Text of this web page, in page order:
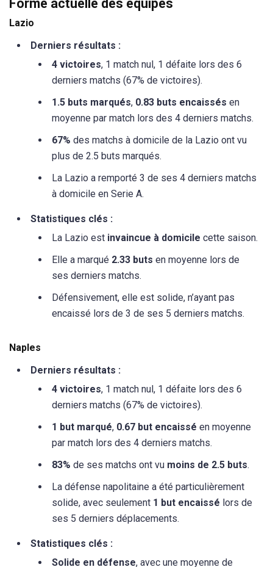
Forme actuelle des équipes
Lazio
Derniers résultats :
4 victoires, 1 match nul, 1 défaite lors des 6
derniers matchs (67% de victoires).
1.5 buts marqués, 0.83 buts encaissés en
moyenne par match lors des 4 derniers matchs.
67% des matchs à domicile de la Lazio ont vu
plus de 2.5 buts marqués.
La Lazio a remporté 3 de ses 4 derniers matchs
à domicile en Serie A.
Statistiques clés :
La Lazio est invaincue à domicile cette saison.
Elle a marqué 2.33 buts en moyenne lors de
ses derniers matchs.
Défensivement, elle est solide, n’ayant pas
encaissé lors de 3 de ses 5 derniers matchs.
Naples
Derniers résultats :
4 victoires, 1 match nul, 1 défaite lors des 6
derniers matchs (67% de victoires).
1 but marqué, 0.67 but encaissé en moyenne
par match lors des 4 derniers matchs.
83% de ses matchs ont vu moins de 2.5 buts.
La défense napolitaine a été particulièrement
solide, avec seulement 1 but encaissé lors de
ses 5 derniers déplacements.
Statistiques clés :
Solide en défense, avec une moyenne de